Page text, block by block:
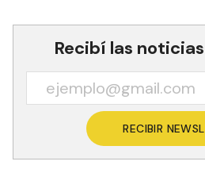
Recibí las
RECIBIR